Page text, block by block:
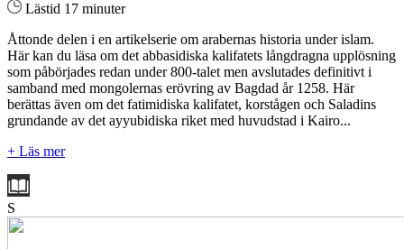
Lästid 17 minuter
Åttonde delen i en artikelserie om arabernas historia under islam.
Här kan du läsa om det abbasidiska kalifatets långdragna upplösning
som påbörjades redan under 800-talet men avslutades definitivt i
samband med mongolernas erövring av Bagdad år 1258. Här
berättas även om det fatimidiska kalifatet, korstågen och Saladins
grundande av det ayyubidiska riket med huvudstad i Kairo...
+ Läs mer
S